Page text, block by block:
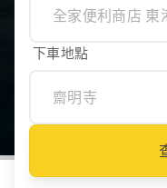
下車地點